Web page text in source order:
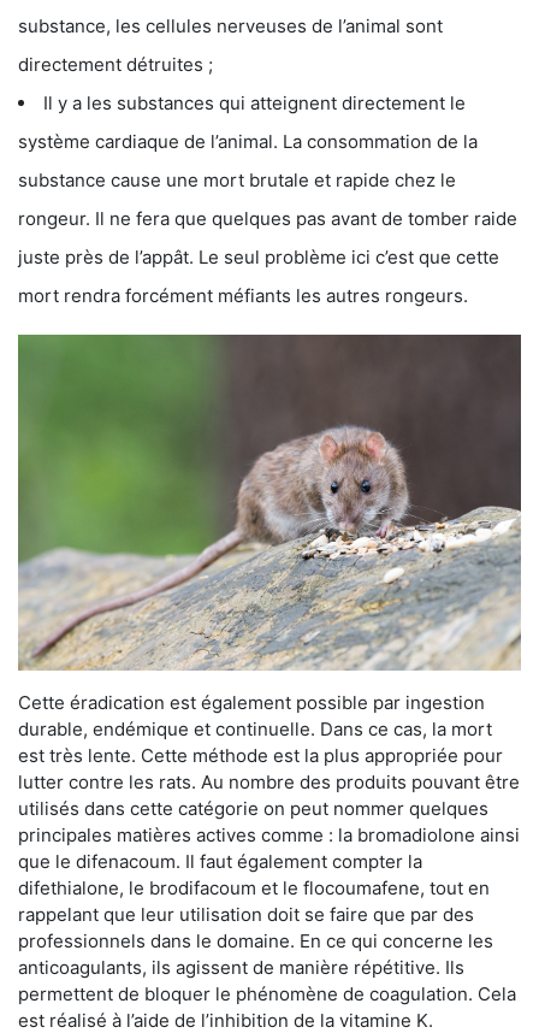
substance, les cellules nerveuses de l’animal sont
directement détruites ;
Il y a les substances qui atteignent directement le
système cardiaque de l’animal. La consommation de la
substance cause une mort brutale et rapide chez le
rongeur. Il ne fera que quelques pas avant de tomber raide
juste près de l’appât. Le seul problème ici c’est que cette
mort rendra forcément méfiants les autres rongeurs.
Cette éradication est également possible par ingestion
durable, endémique et continuelle. Dans ce cas, la mort
est très lente. Cette méthode est la plus appropriée pour
lutter contre les rats. Au nombre des produits pouvant être
utilisés dans cette catégorie on peut nommer quelques
principales matières actives comme : la bromadiolone ainsi
que le difenacoum. Il faut également compter la
difethialone, le brodifacoum et le flocoumafene, tout en
rappelant que leur utilisation doit se faire que par des
professionnels dans le domaine. En ce qui concerne les
anticoagulants, ils agissent de manière répétitive. Ils
permettent de bloquer le phénomène de coagulation. Cela
est réalisé à l’aide de l’inhibition de la vitamine K.